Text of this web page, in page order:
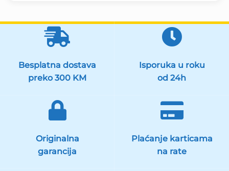
Besplatna dostava
preko 300 KM
Isporuka u roku
od 24h
Originalna
garancija
Plaćanje karticama
na rate